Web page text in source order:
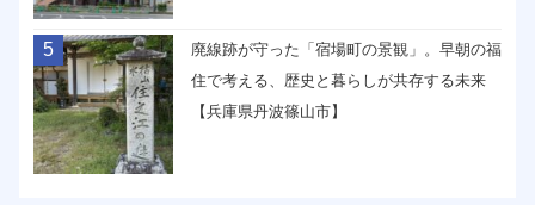
5
廃線跡が守った「宿場町の景観」。早朝の福
住で考える、歴史と暮らしが共存する未来
【兵庫県丹波篠山市】